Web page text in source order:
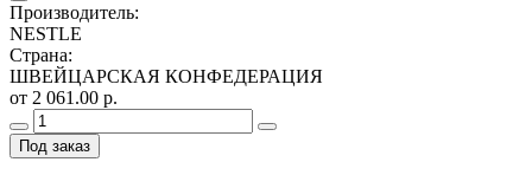
Производитель:
NESTLE
Страна:
ШВЕЙЦАРСКАЯ КОНФЕДЕРАЦИЯ
от 2 061.00 р.
Под заказ